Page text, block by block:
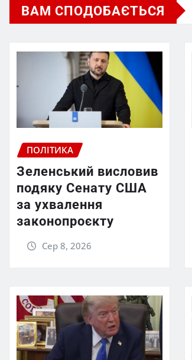
ВАМ СПОДОБАЄТЬСЯ
ПОЛІТИКА
Зеленський висловив
подяку Сенату США
за ухвалення
законопроєкту
Сер 8, 2026